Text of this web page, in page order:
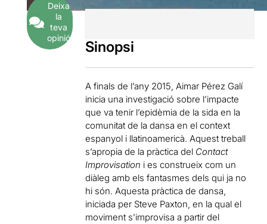
Deixa
la
teva
opinió
Sinopsi
A finals de l’any 2015, Aimar Pérez Galí
inicia una investigació sobre l’impacte
que va tenir l’epidèmia de la sida en la
comunitat de la dansa en el context
espanyol i llatinoamericà. Aquest treball
s’apropia de la pràctica del Contact
Improvisation i es construeix com un
diàleg amb els fantasmes dels qui ja no
hi són. Aquesta pràctica de dansa,
iniciada per Steve Paxton, en la qual el
moviment s’improvisa a partir del